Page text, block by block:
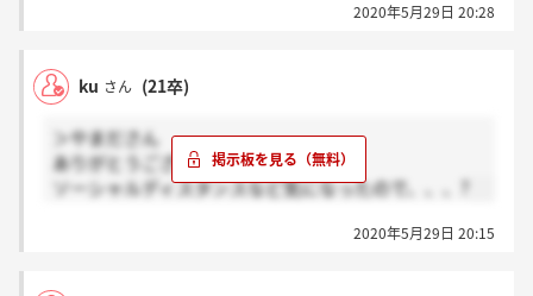
2020年5月29日 20:28
ku さん (21卒)
＞やまださん
ありがとうございます！
ソーシャルディスタンスなど気になったので、、、?
2020年5月29日 20:15